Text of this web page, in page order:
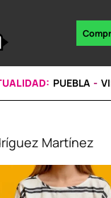
noticias
PUEBLA
Martínez